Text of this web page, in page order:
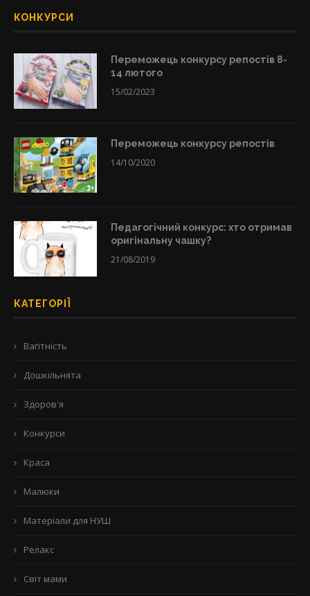
КОНКУРСИ
Переможець конкурсу репостів 8-
14 лютого
15/02/2023
Переможець конкурсу репостів
14/10/2020
Педагогічний конкурс: хто отримав
оригінальну чашку?
21/08/2019
КАТЕГОРІЇ
Вагітність
Дошкільнята
Здоров'я
Конкурси
Краса
Малюки
Матеріали для НУШ
Релакс
Світ мами